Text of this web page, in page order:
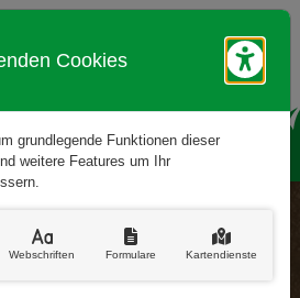
uns:
Cookies
grundlegende Funktionen dieser
weitere Features um Ihr
Webschriften Formulare Kartendienste